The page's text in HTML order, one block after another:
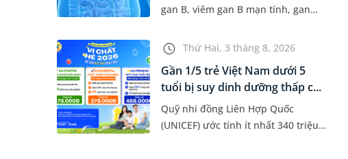
gan B, viêm gan B mạn tính, gan
mờ nhạt, hoặc không có dấu hiệu.
Đây có thể là con đường dẫn...
Thứ Hai, 3 tháng 8, 2026
Gần 1/5 trẻ Việt Nam dưới 5
tuổi bị suy dinh dưỡng thấp c...
Quỹ nhi đồng Liên Hợp Quốc
(UNICEF) ước tính ít nhất 340 triệu